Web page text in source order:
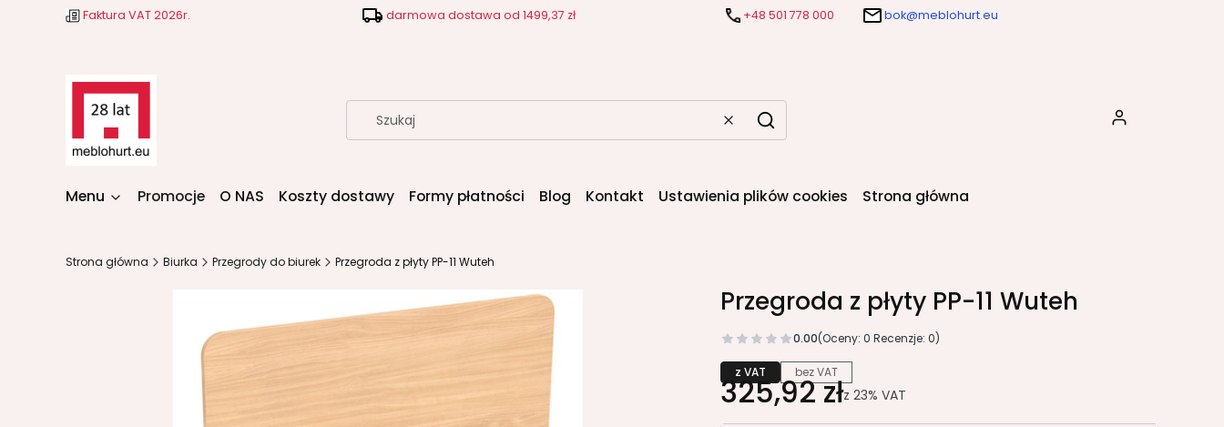
Faktura VAT 2026r. darmowa dostawa od 1499,37 zł +48 501 778 000 bok@meblohurt.eu
WyczyśćSzukaj
Menu Promocje O NAS Koszty dostawy Formy płatności Blog Kontakt Ustawienia plików cookies Strona główna
Strona główna Biurka Przegrody do biurek Przegroda z płyty PP-11 Wuteh
Przegroda z płyty PP-11 Wuteh
0.00(Oceny: 0 Recenzje: 0)
z VAT bez VAT
325,92 złz 23% VAT